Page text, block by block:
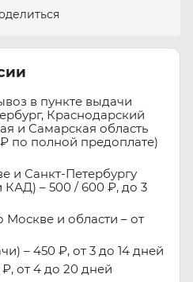
в пункте выдачи
Краснодарский
и Самарская область
по полной предоплате)
и Санкт-Петербургу
– 500 / 600 ₽, до 3
Москве и области – от
– 450 ₽, от 3 до 14 дней
от 4 до 20 дней